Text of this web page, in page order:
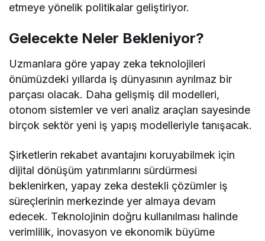
etmeye yönelik politikalar geliştiriyor.
Gelecekte Neler Bekleniyor?
Uzmanlara göre yapay zeka teknolojileri
önümüzdeki yıllarda iş dünyasının ayrılmaz bir
parçası olacak. Daha gelişmiş dil modelleri,
otonom sistemler ve veri analiz araçları sayesinde
birçok sektör yeni iş yapış modelleriyle tanışacak.
Şirketlerin rekabet avantajını koruyabilmek için
dijital dönüşüm yatırımlarını sürdürmesi
beklenirken, yapay zeka destekli çözümler iş
süreçlerinin merkezinde yer almaya devam
edecek. Teknolojinin doğru kullanılması halinde
verimlilik, inovasyon ve ekonomik büyüme